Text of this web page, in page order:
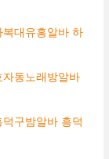
대유흥알바 하
동노래방알바
구밤알바 흥덕